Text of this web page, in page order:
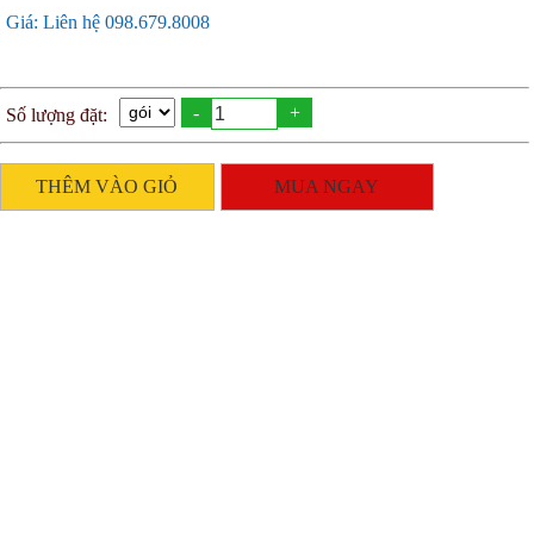
Giá: Liên hệ 098.679.8008
Số lượng đặt: - +
THÊM VÀO GIỎ MUA NGAY